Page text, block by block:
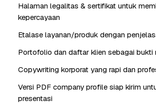
Halaman legalitas & sertifikat untuk
kepercayaan
Etalase layanan/produk dengan
Portofolio dan daftar klien sebagai bukti
Copywriting korporat yang rapi dan
Versi PDF company profile siap kirim
presentasi